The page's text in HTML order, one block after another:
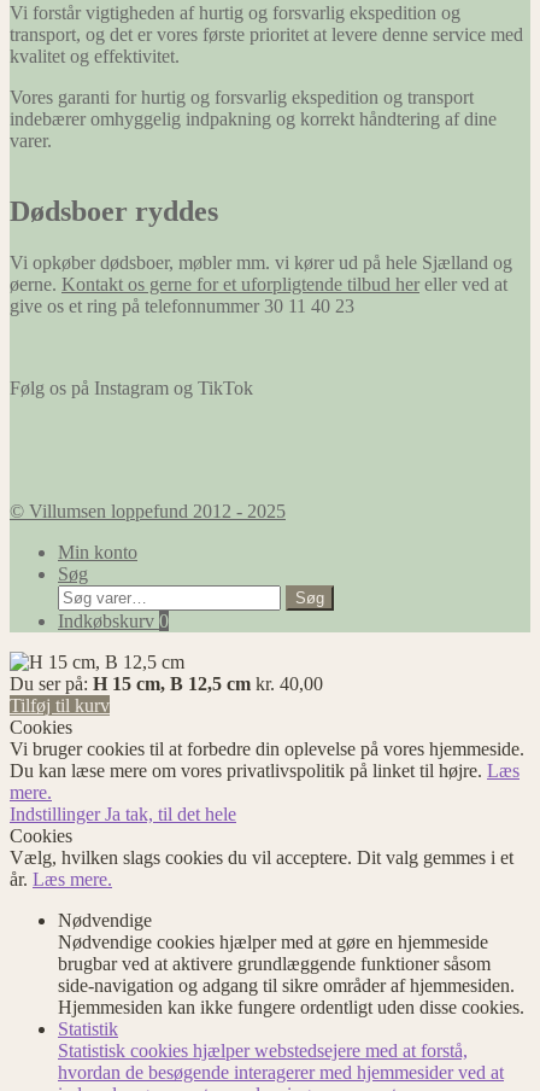
Vi forstår vigtigheden af hurtig og forsvarlig ekspedition og
transport, og det er vores første prioritet at levere denne service med
kvalitet og effektivitet.
Vores garanti for hurtig og forsvarlig ekspedition og transport
indebærer omhyggelig indpakning og korrekt håndtering af dine
varer.
Dødsboer ryddes
Vi opkøber dødsboer, møbler mm. vi kører ud på hele Sjælland og
øerne. Kontakt os gerne for et uforpligtende tilbud her eller ved at
give os et ring på telefonnummer 30 11 40 23
Følg os på Instagram og TikTok
© Villumsen loppefund 2012 - 2025
Min konto
Søg
Søg
efter:
Søg
Indkøbskurv 0
Du ser på: H 15 cm, B 12,5 cm kr. 40,00
Tilføj til kurv
Cookies
Vi bruger cookies til at forbedre din oplevelse på vores hjemmeside.
Du kan læse mere om vores privatlivspolitik på linket til højre. Læs
mere.
IndstillingerJa tak, til det hele
Cookies
Vælg, hvilken slags cookies du vil acceptere. Dit valg gemmes i et
år. Læs mere.
Nødvendige
Nødvendige cookies hjælper med at gøre en hjemmeside
brugbar ved at aktivere grundlæggende funktioner såsom
side-navigation og adgang til sikre områder af hjemmesiden.
Hjemmesiden kan ikke fungere ordentligt uden disse cookies.
Statistik
Statistisk cookies hjælper webstedsejere med at forstå,
hvordan de besøgende interagerer med hjemmesider ved at